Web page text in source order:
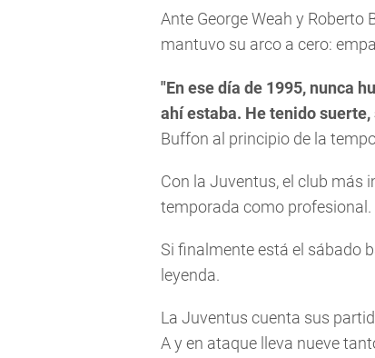
Ante George Weah y Roberto
mantuvo su arco a cero:
"En ese día de 1995, nunca
ahí estaba. He tenido
Buffon al principio de la
Con la Juventus, el club más
temporada como profesional.
Si finalmente está el sábado
leyenda.
La Juventus cuenta sus
A y en ataque lleva nueve